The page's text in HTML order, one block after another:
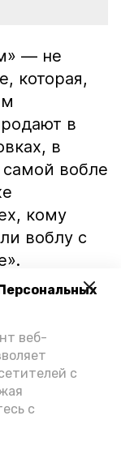
веб-
с
с
— не
которая,
в
в
вобле
кому
воблу с